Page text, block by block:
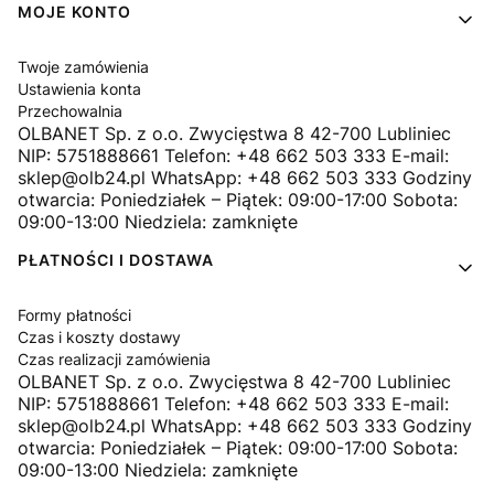
MOJE KONTO
Twoje zamówienia
Ustawienia konta
Przechowalnia
OLBANET Sp. z o.o. Zwycięstwa 8 42-700 Lubliniec
NIP: 5751888661 Telefon: +48 662 503 333 E-mail:
sklep@olb24.pl WhatsApp: +48 662 503 333 Godziny
otwarcia: Poniedziałek – Piątek: 09:00-17:00 Sobota:
09:00-13:00 Niedziela: zamknięte
PŁATNOŚCI I DOSTAWA
Formy płatności
Czas i koszty dostawy
Czas realizacji zamówienia
OLBANET Sp. z o.o. Zwycięstwa 8 42-700 Lubliniec
NIP: 5751888661 Telefon: +48 662 503 333 E-mail:
sklep@olb24.pl WhatsApp: +48 662 503 333 Godziny
otwarcia: Poniedziałek – Piątek: 09:00-17:00 Sobota:
09:00-13:00 Niedziela: zamknięte